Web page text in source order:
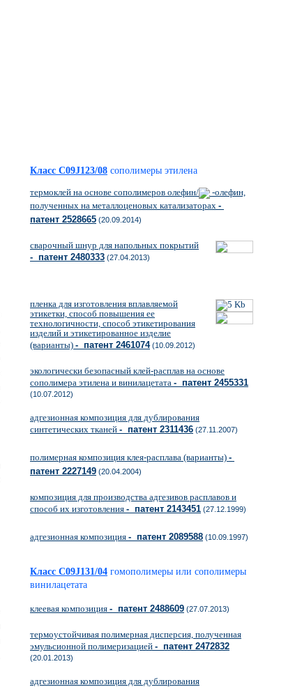
Класс C09J123/08 сополимеры этилена
термоклей на основе сополимеров олефин/
-олефин,
полученных на металлоценовых катализаторах -
патент 2528665 (20.09.2014)
сварочный шнур для напольных покрытий
- патент 2480333 (27.04.2013)
пленка для изготовления вплавляемой
этикетки, способ повышения ее
технологичности, способ этикетирования
изделий и этикетированное изделие
(варианты) - патент 2461074(10.09.2012)
экологически безопасный клей-расплав на основе
сополимера этилена и винилацетата - патент 2455331
(10.07.2012)
адгезионная композиция для дублирования
синтетических тканей - патент 2311436 (27.11.2007)
полимерная композиция клея-расплава (варианты) -
патент 2227149 (20.04.2004)
композиция для производства адгезивов расплавов и
способ их изготовления - патент 2143451 (27.12.1999)
адгезионная композиция - патент 2089588 (10.09.1997)
Класс C09J131/04 гомополимеры или сополимеры
винилацетата
клеевая композиция - патент 2488609 (27.07.2013)
термоустойчивая полимерная дисперсия, полученная
эмульсионной полимеризацией - патент 2472832
(20.01.2013)
адгезионная композиция для дублирования